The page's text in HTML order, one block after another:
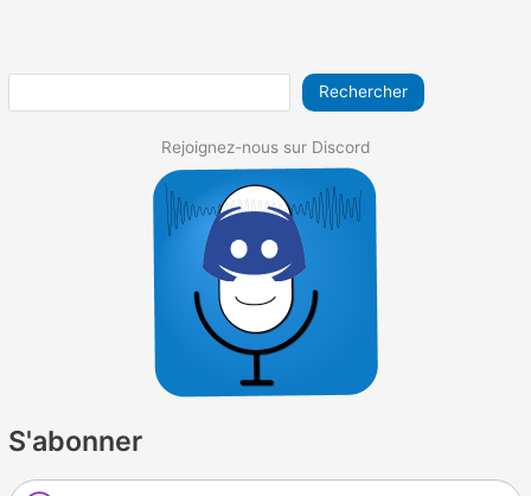
Rechercher
Rejoignez-nous sur Discord
S'abonner
ChatGPT